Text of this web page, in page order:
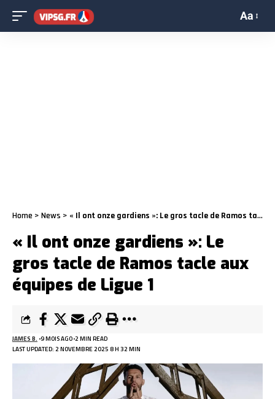
Aa
Home > News > « Il ont onze gardiens »: Le gros tacle de Ramos tacle aux équipes de Ligue 1
« Il ont onze gardiens »: Le
gros tacle de Ramos tacle aux
équipes de Ligue 1
LAST UPDATED: 2 NOVEMBRE 2025 8 H 32 MIN
JAMES B. 9 MOIS AGO 2 MIN READ